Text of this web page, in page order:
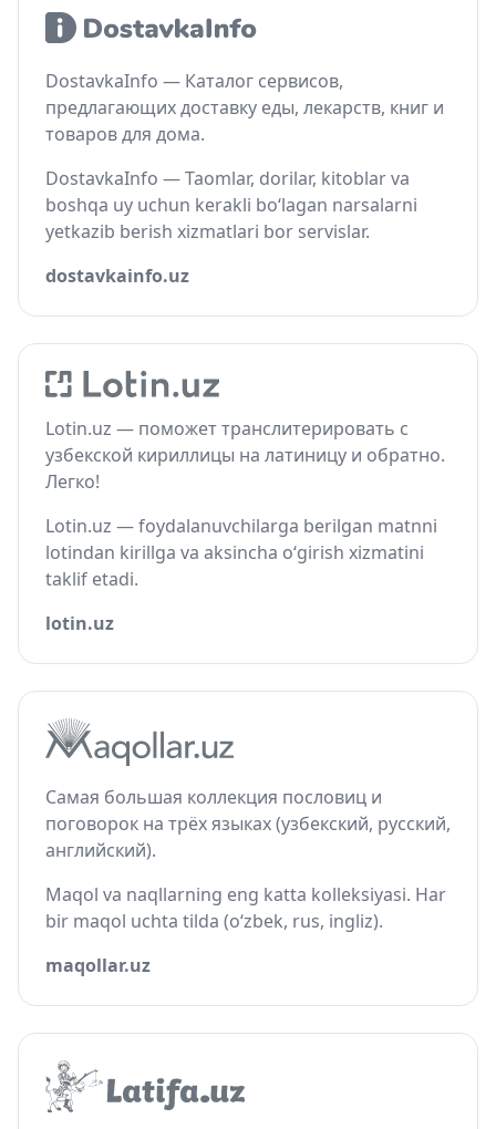
DostavkaInfo — Каталог сервисов,
предлагающих доставку еды, лекарств, книг и
товаров для дома.
DostavkaInfo — Taomlar, dorilar, kitoblar va
boshqa uy uchun kerakli bo‘lagan narsalarni
yetkazib berish xizmatlari bor servislar.
dostavkainfo.uz
Lotin.uz — поможет транслитерировать с
узбекской кириллицы на латиницу и обратно.
Легко!
Lotin.uz — foydalanuvchilarga berilgan matnni
lotindan kirillga va aksincha o‘girish xizmatini
taklif etadi.
lotin.uz
Самая большая коллекция пословиц и
поговорок на трёх языках (узбекский, русский,
английский).
Maqol va naqllarning eng katta kolleksiyasi. Har
bir maqol uchta tilda (o‘zbek, rus, ingliz).
maqollar.uz